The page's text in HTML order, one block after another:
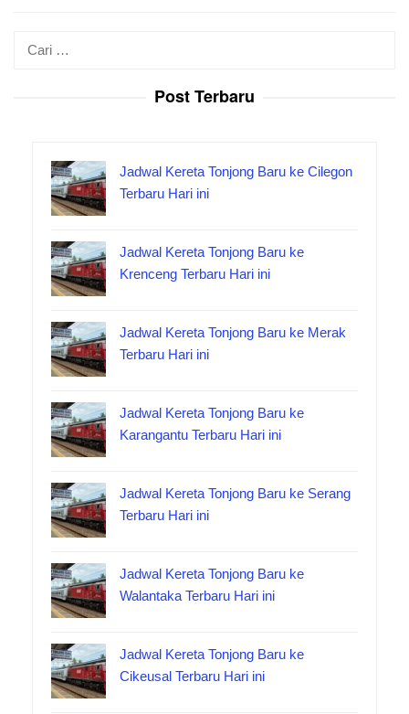
Post Terbaru
Jadwal Kereta Tonjong Baru ke Cilegon
Terbaru Hari ini
Jadwal Kereta Tonjong Baru ke
Krenceng Terbaru Hari ini
Jadwal Kereta Tonjong Baru ke Merak
Terbaru Hari ini
Jadwal Kereta Tonjong Baru ke
Karangantu Terbaru Hari ini
Jadwal Kereta Tonjong Baru ke Serang
Terbaru Hari ini
Jadwal Kereta Tonjong Baru ke
Walantaka Terbaru Hari ini
Jadwal Kereta Tonjong Baru ke
Cikeusal Terbaru Hari ini